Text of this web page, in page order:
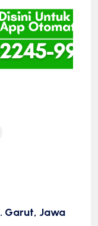
Garut, Jawa